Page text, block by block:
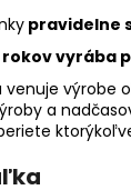
pravidelne
rokov vyrába
výrobe
a